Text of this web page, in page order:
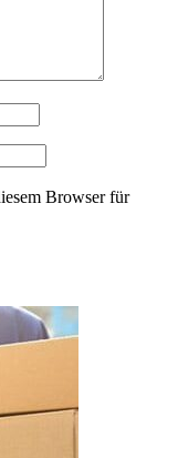
Browser für